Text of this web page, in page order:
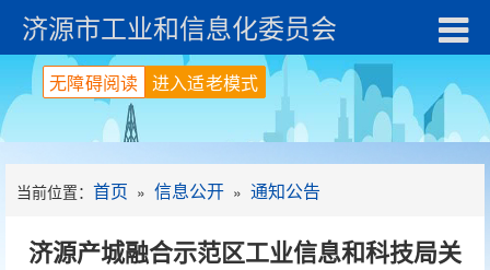
济源市工业和信息化委员会
当前位置： 首页 » 信息公开 » 通知公告
济源产城融合示范区工业信息和科技局关
进入适老模式
无障碍阅读